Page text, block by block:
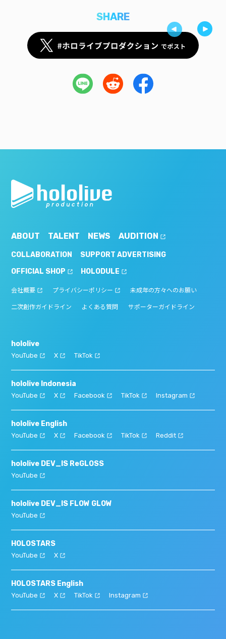
SHARE
ABOUT TALENT NEWS AUDITION
COLLABORATION
SUPPORT ADVERTISING
OFFICIAL SHOP
HOLODULE
会社概要 プライバシーポリシー 未成年の方々へのお願い
二次創作ガイドライン よくある質問 サポーターガイドライン
hololive
YouTube X TikTok
hololive Indonesia
YouTube X Facebook TikTok Instagram
hololive English
YouTube X Facebook TikTok Reddit
hololive DEV_IS ReGLOSS
YouTube
hololive DEV_IS FLOW GLOW
YouTube
HOLOSTARS
YouTube X
HOLOSTARS English
YouTube X TikTok Instagram